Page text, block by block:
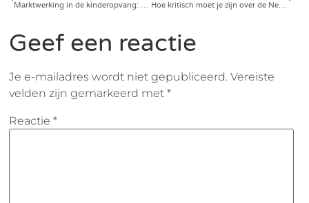
Marktwerking in de kinderopvang: Hoe beter de crèche, hoe eerder failliet (NRC en NRC-next) Hoe kritisch moet je zijn over de Nederlandse babyopvang? (De Correspondent)
Geef een reactie
Je e-mailadres wordt niet gepubliceerd. Vereiste
velden zijn gemarkeerd met*
Reactie*